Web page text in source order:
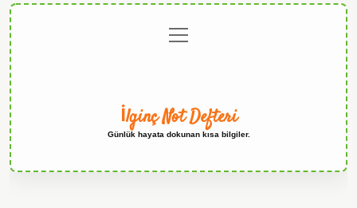
menüyü
aç
İlginç Not Defteri
Günlük hayata dokunan kısa bilgiler.